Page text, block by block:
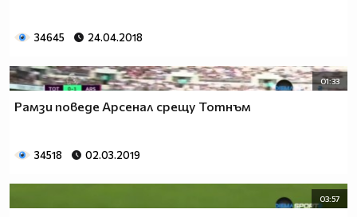
34645 24.04.2018
01:33
Рамзи поведе Арсенал срещу Тотнъм
34518 02.03.2019
03:57